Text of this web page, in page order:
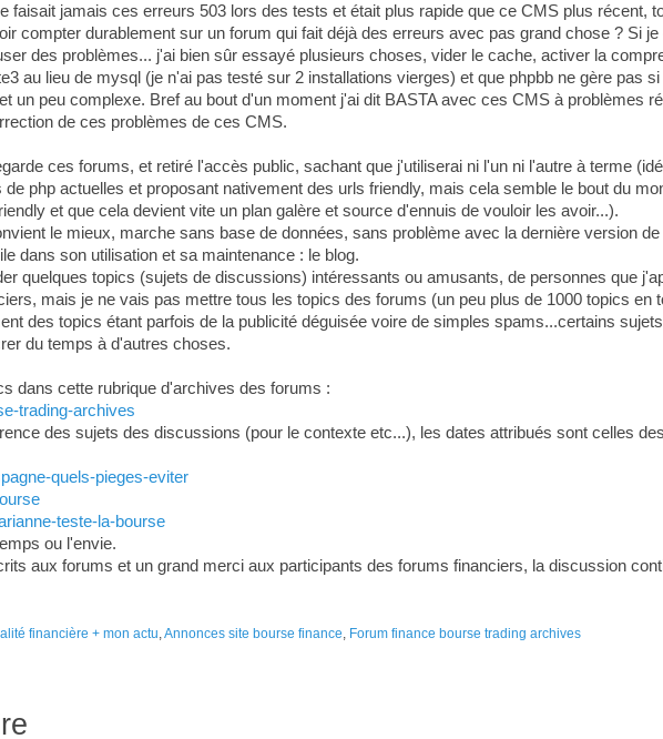
faisait jamais ces erreurs 503 lors des tests et était plus rapide que ce CMS plus récent,
compter durablement sur un forum qui fait déjà des erreurs avec pas grand chose ? Si
des problèmes... j'ai bien sûr essayé plusieurs choses, vider le cache, activer la
au lieu de mysql (je n'ai pas testé sur 2 installations vierges) et que phpbb ne gère pas
un peu complexe. Bref au bout d'un moment j'ai dit BASTA avec ces CMS à problèmes
de ces problèmes de ces CMS.
ces forums, et retiré l'accès public, sachant que j'utiliserai ni l'un ni l'autre à terme
php actuelles et proposant nativement des urls friendly, mais cela semble le bout du
et que cela devient vite un plan galère et source d'ennuis de vouloir les avoir...).
le mieux, marche sans base de données, sans problème avec la dernière version
dans son utilisation et sa maintenance : le blog.
quelques topics (sujets de discussions) intéressants ou amusants, de personnes que
mais je ne vais pas mettre tous les topics des forums (un peu plus de 1000 topics en
des topics étant parfois de la publicité déguisée voire de simples spams...certains
du temps à d'autres choses.
dans cette rubrique d'archives des forums :
trading-archives
des sujets des discussions (pour le contexte etc...), les dates attribués sont celles
quels-pieges-eviter
teste-la-bourse
ou l'envie.
aux forums et un grand merci aux participants des forums financiers, la discussion
financière + mon actu,Annonces site bourse finance, Forum finance bourse trading archives